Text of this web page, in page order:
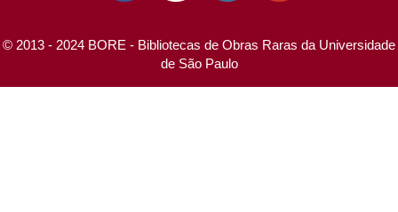
© 2013 - 2024 BORE - Bibliotecas de Obras Raras da Universidade
de São Paulo